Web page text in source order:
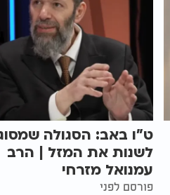
ט"ו באב: הסגולה
לשנות את המזל | הרב
עמנואל מזרחי
פורסם לפני